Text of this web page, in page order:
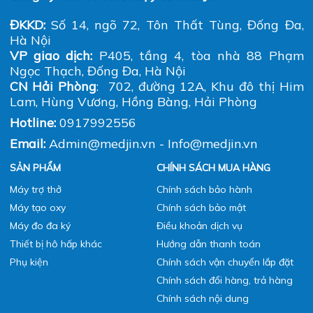
ĐKKD: Số 14, ngõ 72, Tôn Thất Tùng, Đống Đa,
Hà Nội
VP giao dịch: P405, tầng 4, tòa nhà 88 Phạm
Ngọc Thạch, Đống Đa, Hà Nội
CN Hải Phòng: 702, đường 12A, Khu đô thị Him
Lam, Hùng Vương, Hồng Bàng, Hải Phòng
Hotline: 0917992556
Email: Admin@medjin.vn - Info@medjin.vn
SẢN PHẨM
Máy trợ thở
Máy tạo oxy
Máy đo đa ký
Thiết bị hô hấp khác
Phụ kiện
CHÍNH SÁCH MUA HÀNG
Chính sách bảo hành
Chính sách bảo mật
Điều khoản dịch vụ
Hướng dẫn thanh toán
Chính sách vận chuyển lắp đặt
Chính sách đổi hàng, trả hàng
Chính sách nội dung